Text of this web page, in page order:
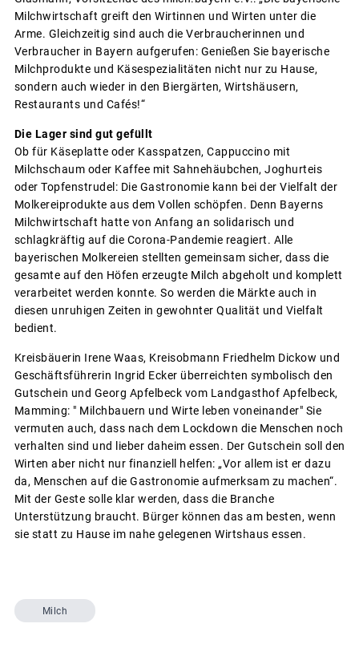
Milchwirtschaft greift den Wirtinnen und Wirten unter die
Arme. Gleichzeitig sind auch die Verbraucherinnen und
Verbraucher in Bayern aufgerufen: Genießen Sie bayerische
Milchprodukte und Käsespezialitäten nicht nur zu Hause,
sondern auch wieder in den Biergärten, Wirtshäusern,
Restaurants und Cafés!“
Die Lager sind gut gefüllt
Ob für Käseplatte oder Kasspatzen, Cappuccino mit
Milchschaum oder Kaffee mit Sahnehäubchen, Joghurteis
oder Topfenstrudel: Die Gastronomie kann bei der Vielfalt der
Molkereiprodukte aus dem Vollen schöpfen. Denn Bayerns
Milchwirtschaft hatte von Anfang an solidarisch und
schlagkräftig auf die Corona-Pandemie reagiert. Alle
bayerischen Molkereien stellten gemeinsam sicher, dass die
gesamte auf den Höfen erzeugte Milch abgeholt und komplett
verarbeitet werden konnte. So werden die Märkte auch in
diesen unruhigen Zeiten in gewohnter Qualität und Vielfalt
bedient.
Kreisbäuerin Irene Waas, Kreisobmann Friedhelm Dickow und
Geschäftsführerin Ingrid Ecker überreichten symbolisch den
Gutschein und Georg Apfelbeck vom Landgasthof Apfelbeck,
Mamming: " Milchbauern und Wirte leben voneinander" Sie
vermuten auch, dass nach dem Lockdown die Menschen noch
verhalten sind und lieber daheim essen. Der Gutschein soll den
Wirten aber nicht nur finanziell helfen: „Vor allem ist er dazu
da, Menschen auf die Gastronomie aufmerksam zu machen“.
Mit der Geste solle klar werden, dass die Branche
Unterstützung braucht. Bürger können das am besten, wenn
sie statt zu Hause im nahe gelegenen Wirtshaus essen.
Milch